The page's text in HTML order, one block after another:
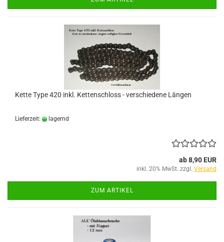
Kette Type 420 inkl. Kettenschloss - verschiedene Längen
Lieferzeit: lagernd
ab 8,90 EUR
inkl. 20% MwSt. zzgl. Versand
ZUM ARTIKEL